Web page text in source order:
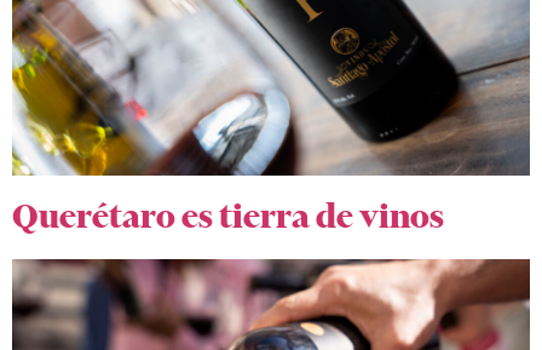
Querétaro es tierra de vinos